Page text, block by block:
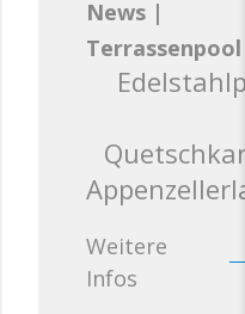
News |
Terrassenpool
Weitere
Infos